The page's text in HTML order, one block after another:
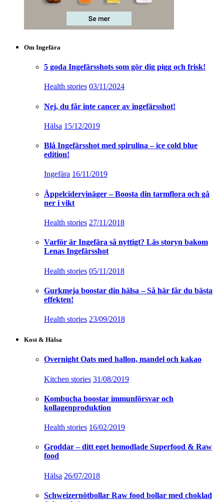
Om Ingefära
5 goda Ingefärsshots som gör dig pigg och frisk!
Health stories 03/11/2024
Nej, du får inte cancer av ingefärsshot!
Hälsa 15/12/2019
Blå Ingefärsshot med spirulina – ice cold blue
edition!
Ingefära 16/11/2019
Äppelcidervinäger – Boosta din tarmflora och gå
ner i vikt
Health stories 27/11/2018
Varför är Ingefära så nyttigt? Läs storyn bakom
Lenas Ingefärsshot
Health stories 05/11/2018
Gurkmeja boostar din hälsa – Så här får du bästa
effekten!
Health stories 23/09/2018
Kost & Hälsa
Overnight Oats med hallon, mandel och kakao
Kitchen stories 31/08/2019
Kombucha boostar immunförsvar och
kollagenproduktion
Health stories 16/02/2019
Groddar – ditt eget hemodlade Superfood & Raw
food
Hälsa 26/07/2018
Schweizernötbollar Raw food bollar med choklad